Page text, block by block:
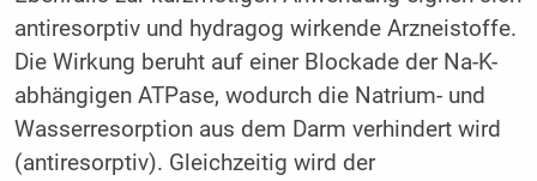
antiresorptiv und hydragog wirkende Arzneistoffe.
Die Wirkung beruht auf einer Blockade der Na-K-
abhängigen ATPase, wodurch die Natrium- und
Wasserresorption aus dem Darm verhindert wird
(antiresorptiv). Gleichzeitig wird der